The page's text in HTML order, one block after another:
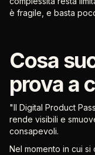
è fragile, e basta
Cosa
prova a
"Il Digital Product
rende visibili e
consapevoli.
Nel momento in cui si